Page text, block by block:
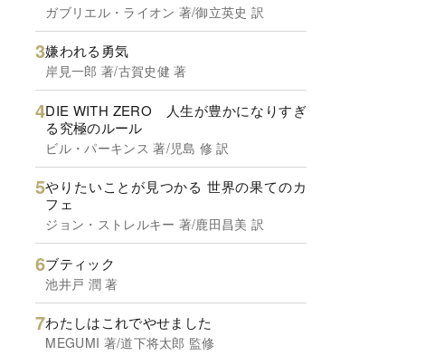
ガブリエル・ライオン 著/御立英史 訳
嫌われる勇気
岸見一郎 著/古賀史健 著
DIE WITH ZERO 人生が豊かになりすぎ
る究極のルール
ビル・パーキンス 著/児島 修 訳
やりたいことが見つかる 世界の果てのカ
フェ
ジョン・ストレルキー 著/鹿田昌美 訳
ブティック
池井戸 潤 著
わたしはこれでやせました
MEGUMI 著/道下将太郎 監修